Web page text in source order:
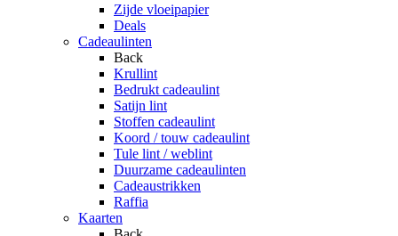
Zijde vloeipapier
Deals
Cadeaulinten
Back
Krullint
Bedrukt cadeaulint
Satijn lint
Stoffen cadeaulint
Koord / touw cadeaulint
Tule lint / weblint
Duurzame cadeaulinten
Cadeaustrikken
Raffia
Kaarten